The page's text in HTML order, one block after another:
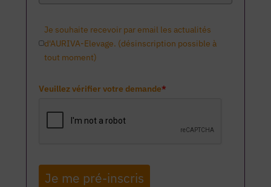
Je souhaite recevoir par email les actualités
d'AURIVA-Elevage. (désinscription possible à
tout moment)
Veuillez vérifier votre demande*
Je me pré-inscris